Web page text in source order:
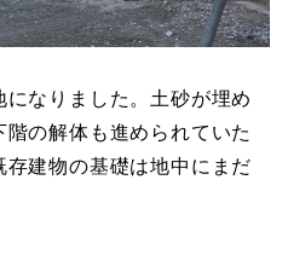
なりました。土砂が埋め
の解体も進められていた
存建物の基礎は地中にまだ